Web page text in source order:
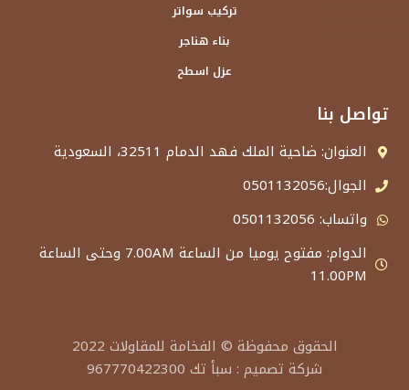
تركيب سواتر
بناء هناجر
عزل اسطح
تواصل بنا
العنوان: ضاحية الملك فهد الدمام 32511، السعودية
الجوال:0501132056
واتساب: 0501132056
الدوام: مفتوح يوميا من الساعة 7.00AM وحتى الساعة
11.00PM
الحقوق محفوظة © الفخامة للمقاولات
شركة تصميم : سبأ تك 967770422300